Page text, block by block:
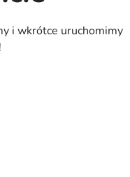
i wkrótce uruchomimy